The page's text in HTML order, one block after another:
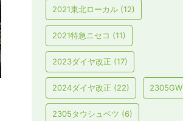
2021東北ローカル (12)
2021特急ニセコ (11)
2023ダイヤ改正 (17)
2024ダイヤ改正 (22) 2305GW
2305タウシュベツ (6)